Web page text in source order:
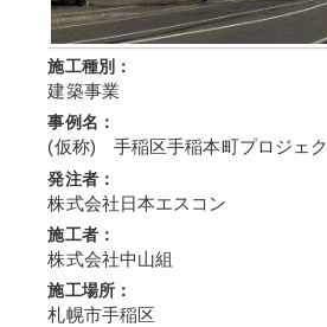
施工種別：
建築事業
事例名：
(仮称) 手稲区手稲本町プロジェ
発注者：
株式会社日本エスコン
施工者：
株式会社中山組
施工場所：
札幌市手稲区